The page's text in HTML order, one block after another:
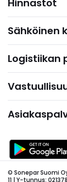
Hinnastot
Sähköinen
Logistiikan
© Sonepar Suomi
11 | Y-tunnus: